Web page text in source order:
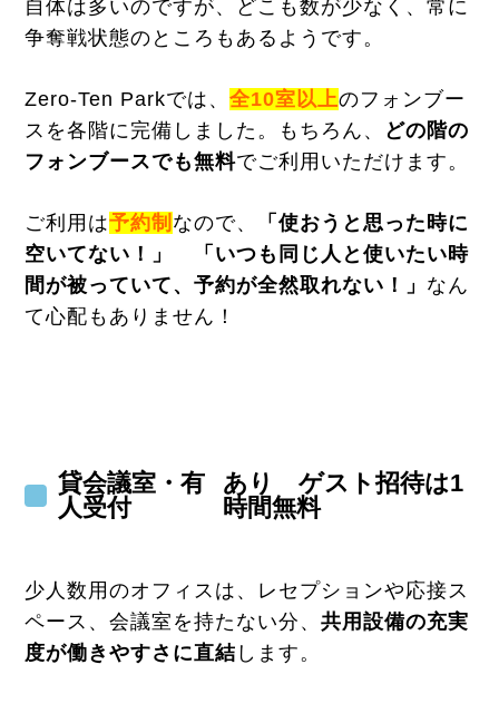
自体は多いのですが、どこも数が少なく、常に
争奪戦状態のところもあるようです。
Zero-Ten Parkでは、全10室以上のフォンブー
スを各階に完備しました。もちろん、 どの階の
フォンブースでも無料でご利用いただけます。
ご利用は予約制 なので、
「使おうと思った時に
空いてない！」 「いつも同じ人と使いたい時
間が被っていて、予約が全然取れない！」 なん
て心配もありません！
貸会議室・有
人受付
あり ゲスト招待は1
時間無料
少人数用のオフィスは、レセプションや応接ス
ペース、会議室を持たない分、共用設備の充実
度が働きやすさに直結 します。